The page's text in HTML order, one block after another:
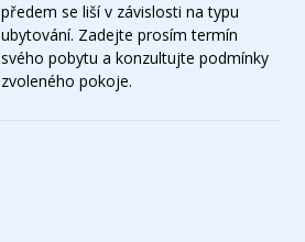
předem se liší v závislosti na typu
ubytování. Zadejte prosím termín
svého pobytu a konzultujte podmínky
zvoleného pokoje.